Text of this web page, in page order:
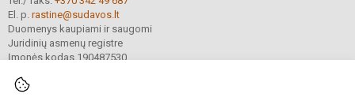
El. p. rastine@sudavos.lt
Duomenys kaupiami ir saugomi
Juridinių asmenų registre
Įmonės kodas 190487530